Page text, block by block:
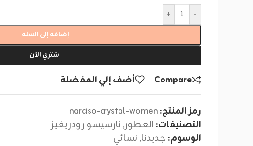
-
+
إضافة إلى السلة
اشتري الآن
Compare أضف إلي المفضلة
رمز المنتج:narciso-crystal-women
التصنيفات: العطور, نارسيسو رودريغيز
الوسوم: جديدنا, نسائي